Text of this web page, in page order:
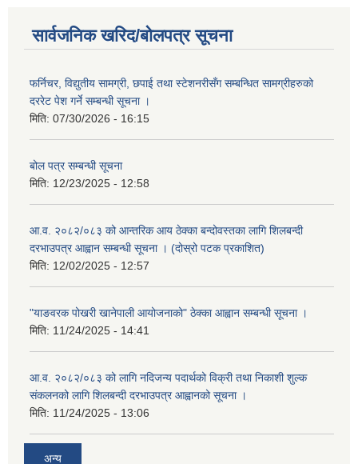
सार्वजनिक खरिद/बोलपत्र सूचना
फर्निचर, विद्युतीय सामग्री, छपाई तथा स्टेशनरीसँग सम्बन्धित सामग्रीहरुको
दररेट पेश गर्ने सम्बन्धी सूचना ।
मिति: 07/30/2026 - 16:15
बोल पत्र सम्बन्धी सूचना
मिति: 12/23/2025 - 12:58
आ.व. २०८२/०८३ को आन्तरिक आय ठेक्का बन्दोवस्तका लागि शिलबन्दी
दरभाउपत्र आह्वान सम्बन्धी सूचना । (दोस्रो पटक प्रकाशित)
मिति: 12/02/2025 - 12:57
"याङवरक पोखरी खानेपाली आयोजनाको" ठेक्का आह्वान सम्बन्धी सूचना ।
मिति: 11/24/2025 - 14:41
आ.व. २०८२/०८३ को लागि नदिजन्य पदार्थको विक्री तथा निकाशी शुल्क
संकलनको लागि शिलबन्दी दरभाउपत्र आह्वानको सूचना ।
मिति: 11/24/2025 - 13:06
अन्य